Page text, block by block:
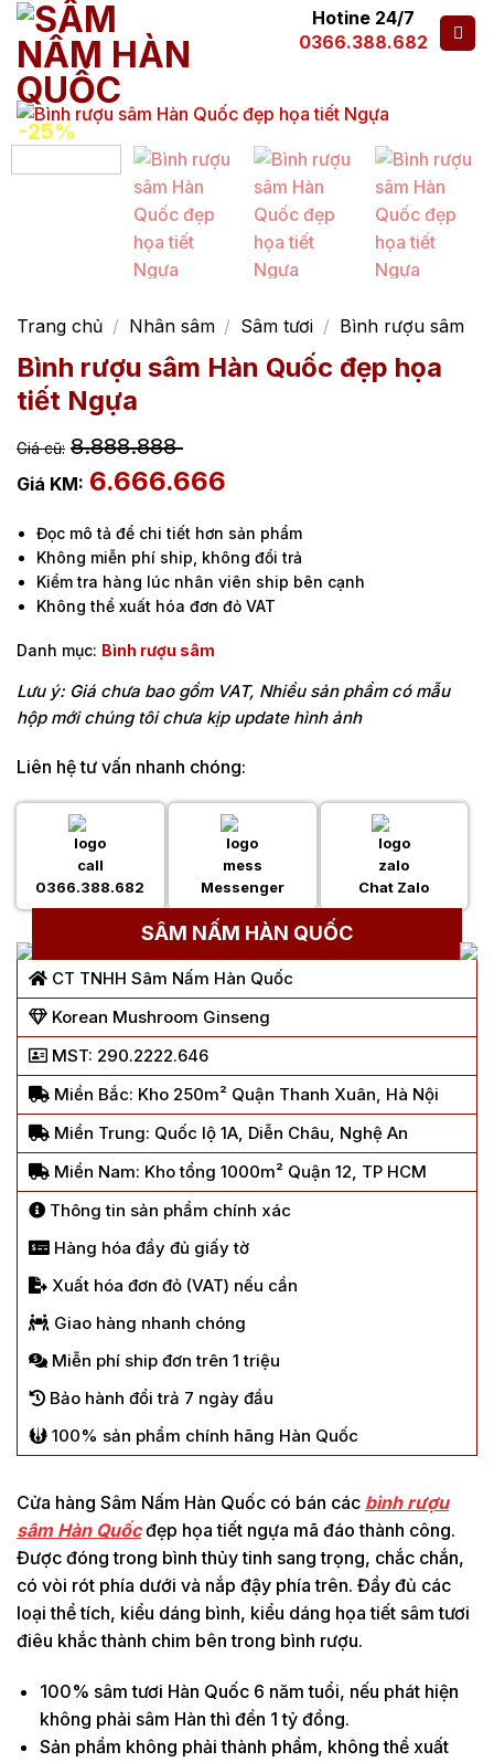
Hotine 24/7
0366.388.682
-25%
Trang chủ / Nhân sâm / Sâm tươi / Bình rượu sâm
Bình rượu sâm Hàn Quốc đẹp họa
tiết Ngựa
8.888.888
6.666.666
Đọc mô tả để chi tiết hơn sản phẩm
Không miễn phí ship, không đổi trả
Kiểm tra hàng lúc nhân viên ship bên cạnh
Không thể xuất hóa đơn đỏ VAT
Danh mục: Bình rượu sâm
Lưu ý: Giá chưa bao gồm VAT, Nhiều sản phẩm có mẫu
hộp mới chúng tôi chưa kịp update hình ảnh
Liên hệ tư vấn nhanh chóng:
0366.388.682 Messenger Chat Zalo
SÂM NẤM HÀN QUỐC
CT TNHH Sâm Nấm Hàn Quốc
Korean Mushroom Ginseng
MST: 290.2222.646
Miền Bắc: Kho 250m² Quận Thanh Xuân, Hà Nội
Miền Trung: Quốc lộ 1A, Diễn Châu, Nghệ An
Miền Nam: Kho tổng 1000m² Quận 12, TP HCM
Thông tin sản phẩm chính xác
Hàng hóa đầy đủ giấy tờ
Xuất hóa đơn đỏ (VAT) nếu cần
Giao hàng nhanh chóng
Miễn phí ship đơn trên 1 triệu
Bảo hành đổi trả 7 ngày đầu
100% sản phẩm chính hãng Hàn Quốc
Cửa hàng Sâm Nấm Hàn Quốc có bán các bình rượu
sâm Hàn Quốcđẹp họa tiết ngựa mã đáo thành công.
Được đóng trong bình thủy tinh sang trọng, chắc chắn,
có vòi rót phía dưới và nắp đậy phía trên. Đầy đủ các
loại thể tích, kiểu dáng bình, kiểu dáng họa tiết sâm tươi
điêu khắc thành chim bên trong bình rượu.
100% sâm tươi Hàn Quốc 6 năm tuổi, nếu phát hiện
không phải sâm Hàn thì đền 1 tỷ đồng.
Sản phẩm không phải thành phẩm, không thể xuất